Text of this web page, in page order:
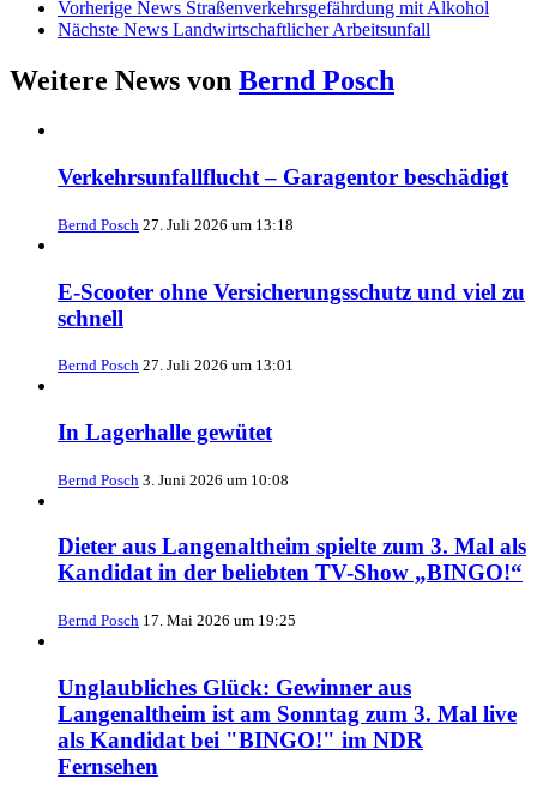
Vorherige News Straßenverkehrsgefährdung mit Alkohol
Nächste News Landwirtschaftlicher Arbeitsunfall
Weitere News von Bernd Posch
Verkehrsunfallflucht – Garagentor beschädigt
Bernd Posch 27. Juli 2026 um 13:18
E-Scooter ohne Versicherungsschutz und viel zu
schnell
Bernd Posch 27. Juli 2026 um 13:01
In Lagerhalle gewütet
Bernd Posch 3. Juni 2026 um 10:08
Dieter aus Langenaltheim spielte zum 3. Mal als
Kandidat in der beliebten TV-Show „BINGO!“
Bernd Posch 17. Mai 2026 um 19:25
Unglaubliches Glück: Gewinner aus
Langenaltheim ist am Sonntag zum 3. Mal live
als Kandidat bei "BINGO!" im NDR
Fernsehen